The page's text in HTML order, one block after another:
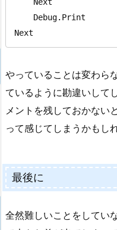
Next
やっていることは変わら
ているように勘違いして
メントを残しておかない
って感じてしまうかもし
最後に
全然難しいことをしてい